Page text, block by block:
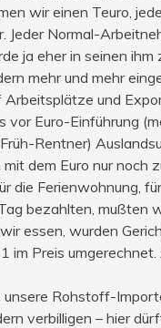
wir einen Teuro,
Jeder Normal-
ja eher in seinen ihm
mehr und mehr
und
vor Euro-Einführung
Rentner)
dem Euro nur noch
die Ferienwohnung,
bezahlten, mußten
essen, wurden
im Preis
unsere Rohstoff-
verbilligen – hier